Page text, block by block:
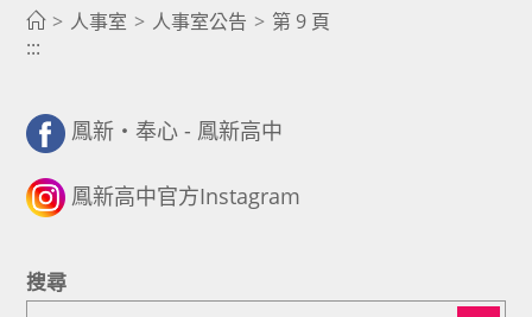
> 人事室 > 人事室公告 > 第 9 頁
:::
鳳新・奉心 - 鳳新高中
鳳新高中官方Instagram
搜尋